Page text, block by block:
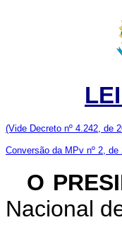
(Vide Decreto nº 4.242, de
Conversão da MPv nº 2, de
O
Nacional